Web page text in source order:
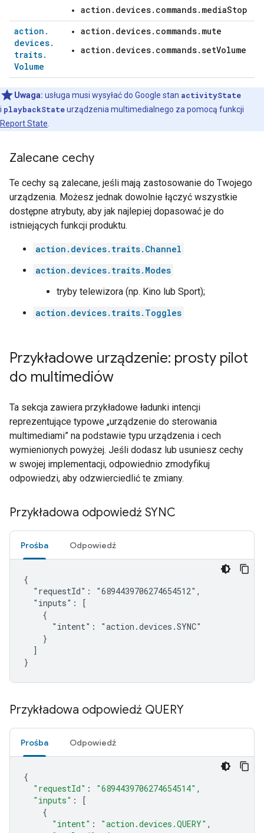
action.devices.commands.mediaStop
action .
devices.
traits.
Volume
action.devices.commands.mute
action.devices.commands.setVolume
Uwaga: usługa musi wysyłać do Google stan activityState
i playbackStateurządzenia multimedialnego za pomocą funkcji
Report State
Zalecane cechy
Te cechy są zalecane, jeśli mają zastosowanie do Twojego
urządzenia. Możesz jednak dowolnie łączyć wszystkie
dostępne atrybuty, aby jak najlepiej dopasować je do
istniejących funkcji produktu.
action.devices.traits.Channel
action.devices.traits.Modes
tryby telewizora (np. Kino lub Sport);
action.devices.traits.Toggles
Przykładowe urządzenie: prosty pilot
do multimediów
Ta sekcja zawiera przykładowe ładunki intencji
reprezentujące typowe „urządzenie do sterowania
multimediami” na podstawie typu urządzenia i cech
wymienionych powyżej. Jeśli dodasz lub usuniesz cechy
w swojej implementacji, odpowiednio zmodyfikuj
odpowiedzi, aby odzwierciedlić te zmiany.
Przykładowa odpowiedź SYNC
Prośba Odpowiedź
{
  "requestId": "6894439706274654512",
  "inputs": [
    {
      "intent": "action.devices.SYNC"
    }
  ]
}
Przykładowa odpowiedź QUERY
Prośba Odpowiedź
{
"requestId" : "6894439706274654514" ,
"inputs" :
[
{
"intent" : "action.devices.QUERY" ,